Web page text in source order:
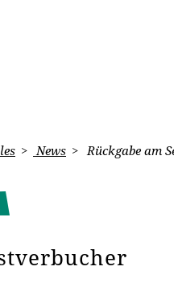
News Rückgabe am